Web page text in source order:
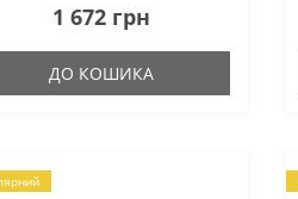
1 672 грн
ДО КОШИКА